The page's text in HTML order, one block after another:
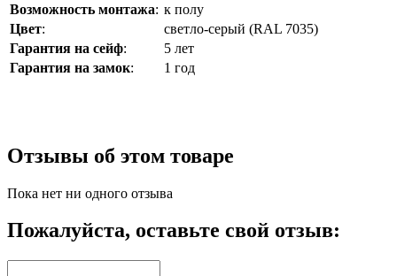
Возможность монтажа: к полу
Цвет:
светло-серый (RAL 7035)
Гарантия на сейф:
5 лет
Гарантия на замок: 1 год
Отзывы об этом товаре
Пока нет ни одного отзыва
Пожалуйста, оставьте свой отзыв: